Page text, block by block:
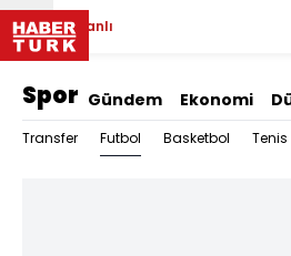
Canlı
Spor Gündem Ekonomi
Transfer Futbol Basketbol Tenis